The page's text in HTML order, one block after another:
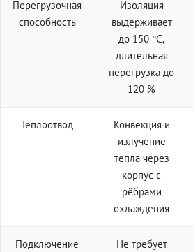
Перегрузочная
способность
Изоляция
выдерживает
до 150 °C,
длительная
перегрузка до
120 %
Теплоотвод
Конвекция и
излучение
тепла через
корпус с
рёбрами
охлаждения
Подключение
Не требует